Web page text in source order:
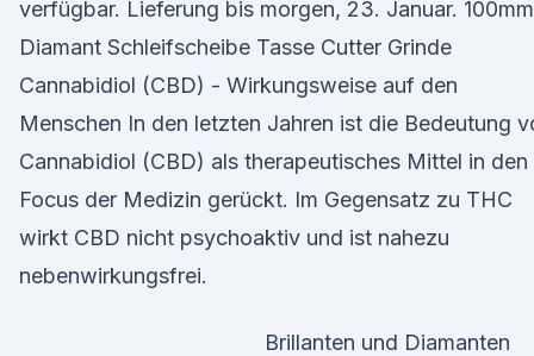
verfügbar. Lieferung bis morgen, 23. Januar. 100mm
Diamant Schleifscheibe Tasse Cutter Grinde
Cannabidiol (CBD) - Wirkungsweise auf den
Menschen In den letzten Jahren ist die Bedeutung
Cannabidiol (CBD) als therapeutisches Mittel in den
Focus der Medizin gerückt. Im Gegensatz zu THC
wirkt CBD nicht psychoaktiv und ist nahezu
nebenwirkungsfrei.
Brillanten und Diamanten